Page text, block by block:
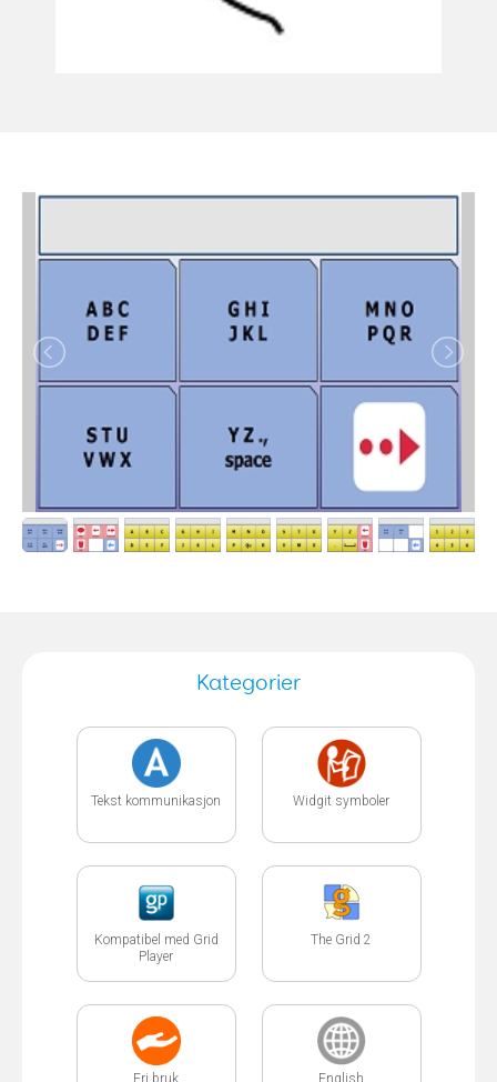
Kategorier
Tekst kommunikasjon Widgit symboler
Kompatibel med Grid
Player
The Grid 2
Fri bruk English